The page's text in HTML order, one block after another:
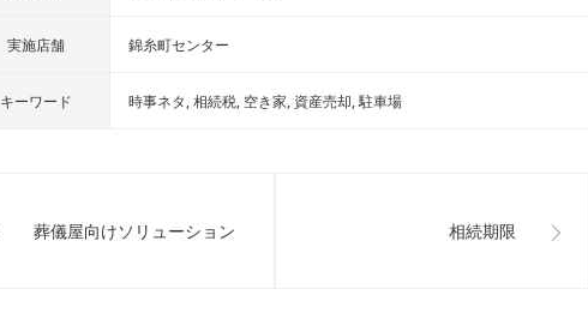
実施店舗 錦糸町センター
キーワード 時事ネタ 相続税 空き家 資産売却 駐車場
葬儀屋向けソリューション 相続期限